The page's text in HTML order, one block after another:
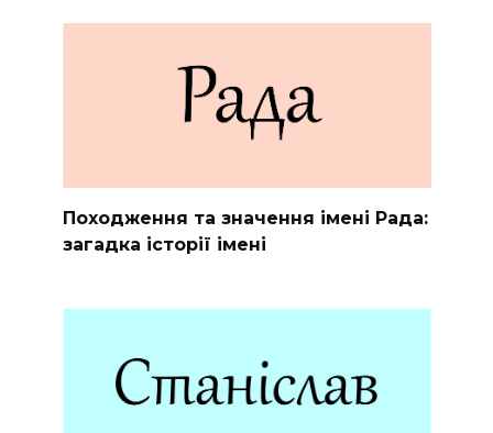
Походження та значення імені Рада:
загадка історії імені